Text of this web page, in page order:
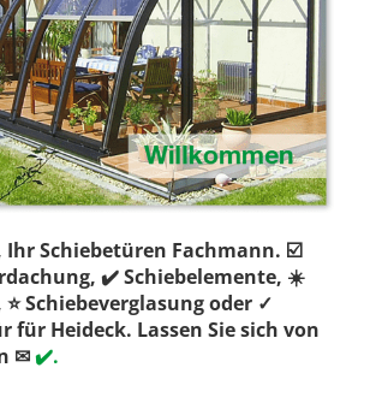
Ihr Schiebetüren Fachmann. ☑️
✔️ Schiebelemente, ☀️
Schiebeverglasung oder ✓
für Heideck. Lassen Sie sich von
✉✔️.